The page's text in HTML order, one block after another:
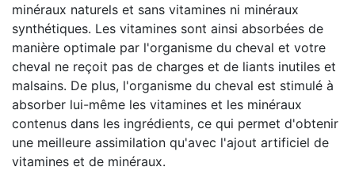
minéraux naturels et sans vitamines ni minéraux
synthétiques. Les vitamines sont ainsi absorbées de
manière optimale par l'organisme du cheval et votre
cheval ne reçoit pas de charges et de liants inutiles et
malsains. De plus, l'organisme du cheval est stimulé à
absorber lui-même les vitamines et les minéraux
contenus dans les ingrédients, ce qui permet d'obtenir
une meilleure assimilation qu'avec l'ajout artificiel de
vitamines et de minéraux.